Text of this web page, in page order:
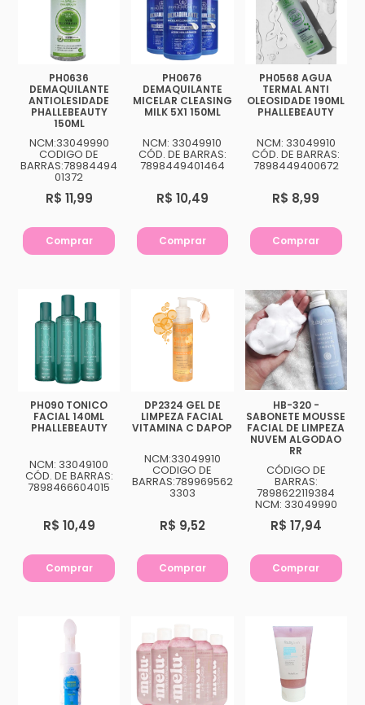
PH0636
DEMAQUILANTE
ANTIOLESIDADE
PHALLEBEAUTY
150ML
NCM:33049990
CODIGO DE
BARRAS:78984494
01372
R$ 11,99
Comprar
PH0676
DEMAQUILANTE
MICELAR CLEASING
MILK 5X1 150ML
NCM: 33049910
CÓD. DE BARRAS:
7898449401464
R$ 10,49
Comprar
PH0568 AGUA
TERMAL ANTI
OLEOSIDADE 190ML
PHALLEBEAUTY
NCM: 33049910
CÓD. DE BARRAS:
7898449400672
R$ 8,99
Comprar
PH090 TONICO
FACIAL 140ML
PHALLEBEAUTY
NCM: 33049100
CÓD. DE BARRAS:
7898466604015
R$ 10,49
Comprar
DP2324 GEL DE
LIMPEZA FACIAL
VITAMINA C DAPOP
NCM:33049910
CODIGO DE
BARRAS:789969562
3303
R$ 9,52
Comprar
HB-320 -
SABONETE MOUSSE
FACIAL DE LIMPEZA
NUVEM ALGODAO
RR
CÓDIGO DE
BARRAS:
7898622119384
NCM: 33049990
R$ 17,94
Comprar